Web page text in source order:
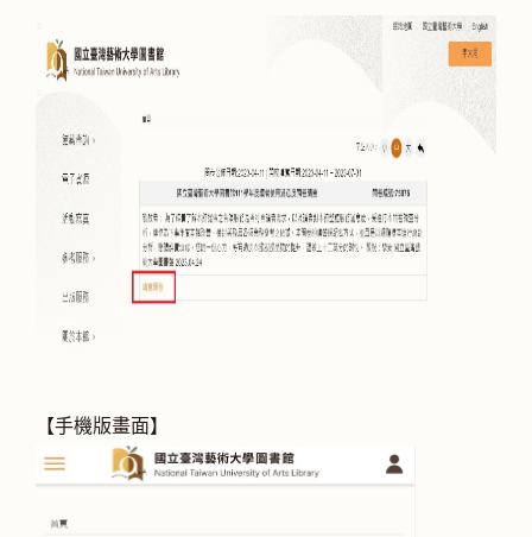
【手機版畫面】